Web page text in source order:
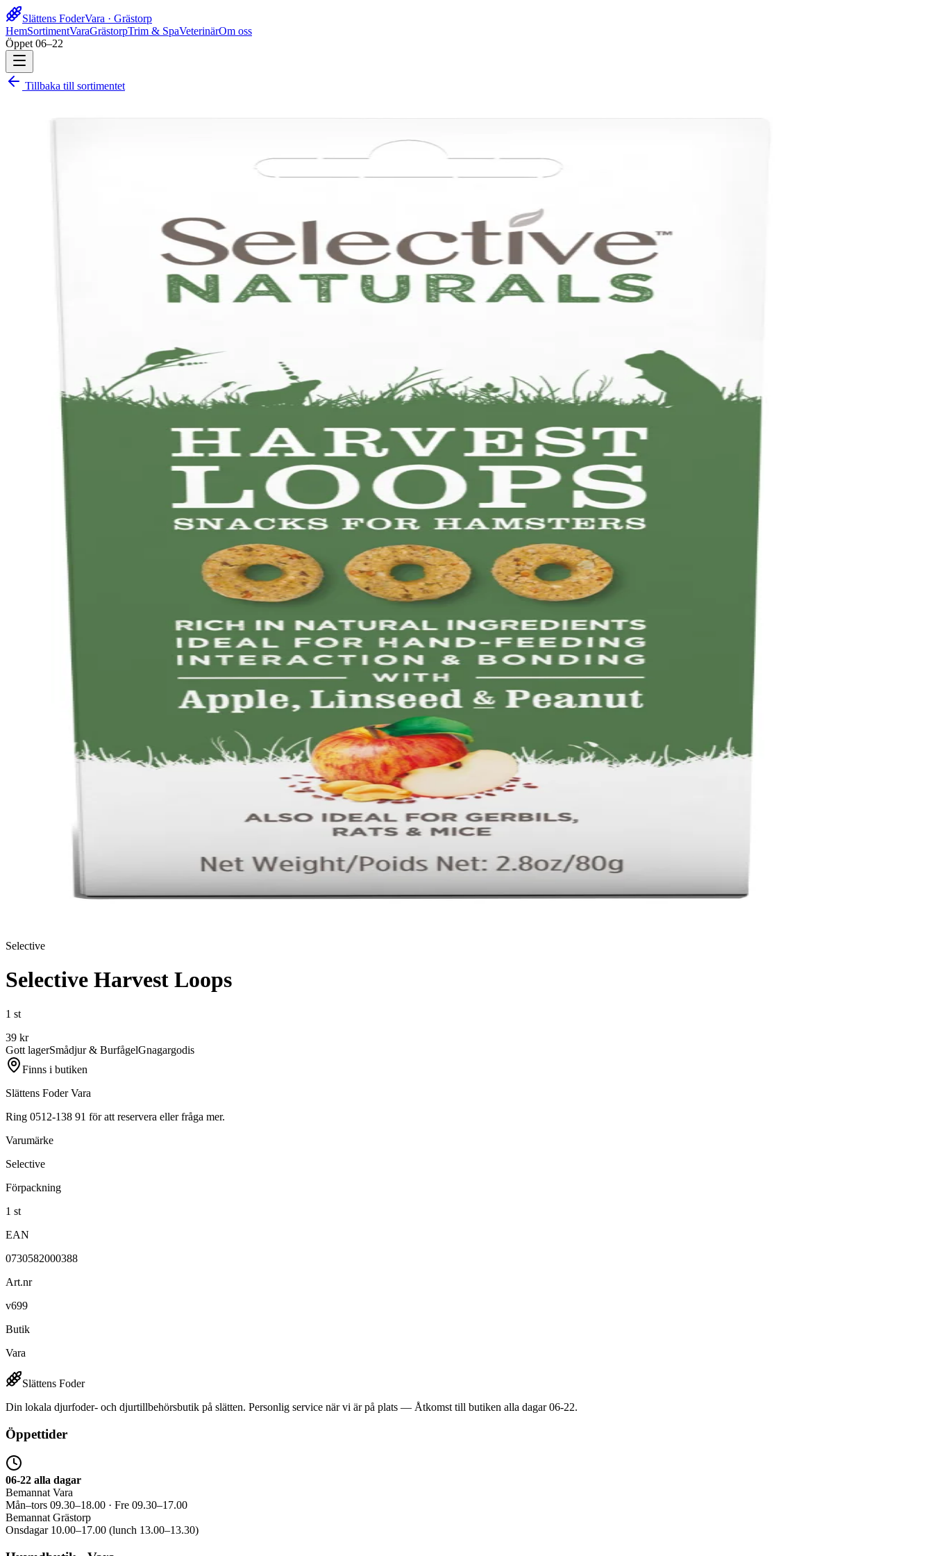
Slättens FoderVara · Grästorp
HemSortimentVaraGrästorpTrim & SpaVeterinärOm oss
Öppet 06–22
Tillbaka till sortimentet
Selective
Selective Harvest Loops
1 st
39 kr
Gott lagerSmådjur & BurfågelGnagargodis
Finns i butiken
Slättens Foder Vara
Ring 0512-138 91 för att reservera eller fråga mer.
Varumärke
Selective
Förpackning
1 st
EAN
0730582000388
Art.nr
v699
Butik
Vara
Slättens Foder
Din lokala djurfoder- och djurtillbehörsbutik på slätten. Personlig service när vi är på plats — Åtkomst till butiken alla dagar 06-22.
Öppettider
06-22 alla dagar
Bemannat Vara
Mån–tors 09.30–18.00 · Fre 09.30–17.00
Bemannat Grästorp
Onsdagar 10.00–17.00 (lunch 13.00–13.30)